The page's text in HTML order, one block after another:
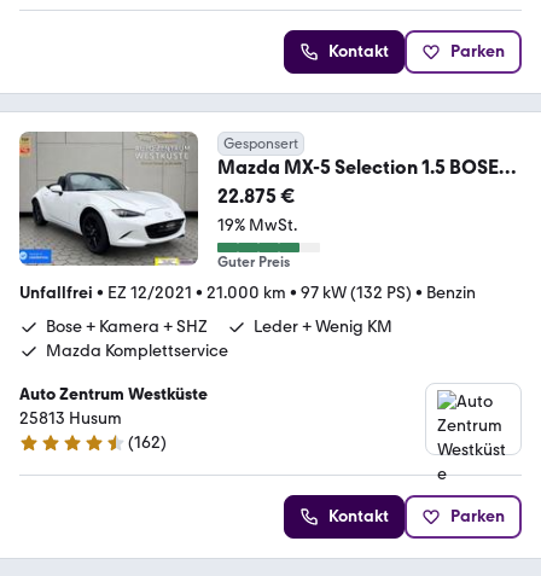
Kontakt Parken
Gesponsert
Mazda MX-5 Selection 1.5 BOSE
Kamera SHZ Navi HU NEU
22.875 €
19% MwSt.
Guter Preis
Unfallfrei • EZ 12/2021 • 21.000 km • 97 kW (132 PS) • Benzin
Bose + Kamera + SHZ
Leder + Wenig KM
Mazda Komplettservice
Auto Zentrum Westküste
25813 Husum
4.7 Sterne
(162)
Kontakt Parken